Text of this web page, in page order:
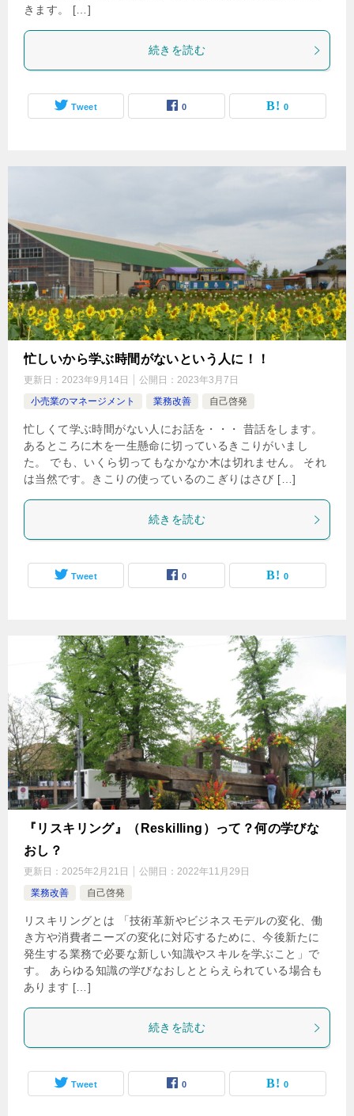
きます。 […]
続きを読む
Tweet 0 0
忙しいから学ぶ時間がないという人に！！
更新日： 2023年9月14日 公開日： 2023年3月7日
小売業のマネージメント
業務改善 自己啓発
忙しくて学ぶ時間がない人にお話を・・・ 昔話をします。
あるところに木を一生懸命に切っているきこりがいまし
た。 でも、いくら切ってもなかなか木は切れません。 それ
は当然です。きこりの使っているのこぎりはさび […]
続きを読む
Tweet 0 0
『リスキリング』（Reskilling）って？何の学びな
おし？
更新日： 2025年2月21日 公開日： 2022年11月29日
業務改善
自己啓発
リスキリングとは 「技術革新やビジネスモデルの変化、働
き方や消費者ニーズの変化に対応するために、今後新たに
発生する業務で必要な新しい知識やスキルを学ぶこと」で
す。 あらゆる知識の学びなおしととらえられている場合も
あります […]
続きを読む
Tweet 0 0